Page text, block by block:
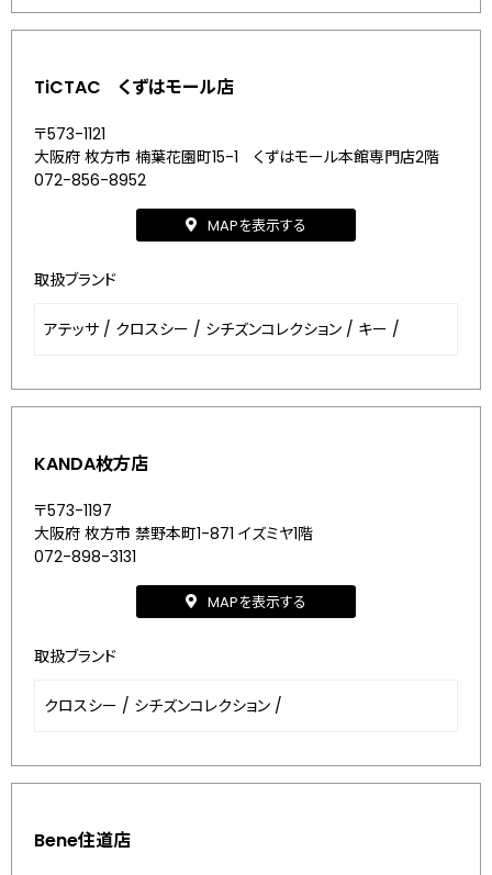
TiCTAC くずはモール店
〒573-1121
大阪府 枚方市 楠葉花園町15-1 くずはモール本館専門店2階
072-856-8952
MAPを表示する
取扱ブランド
アテッサ / クロスシー / シチズンコレクション / キー /
KANDA枚方店
〒573-1197
大阪府 枚方市 禁野本町1-871 イズミヤ1階
072-898-3131
MAPを表示する
取扱ブランド
クロスシー / シチズンコレクション /
Bene住道店